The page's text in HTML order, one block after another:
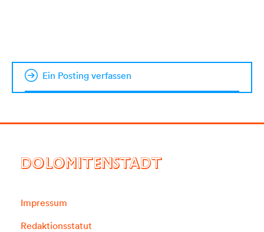
Ein Posting verfassen
DOLOMITENSTADT
Impressum
Redaktionsstatut